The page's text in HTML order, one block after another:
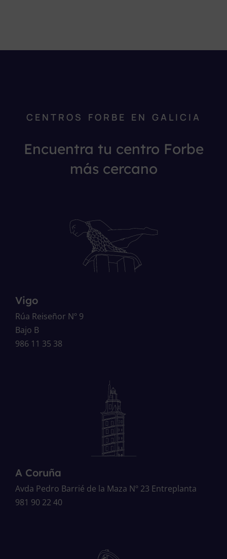
CENTROS FORBE EN GALICIA
Encuentra tu centro Forbe
más cercano
Vigo
Rúa Reiseñor Nº 9
Bajo B
986 11 35 38
A Coruña
Avda Pedro Barrié de la Maza Nº 23 Entreplanta
981 90 22 40